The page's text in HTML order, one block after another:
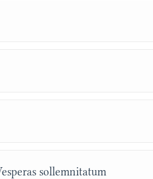
sollemnitatum